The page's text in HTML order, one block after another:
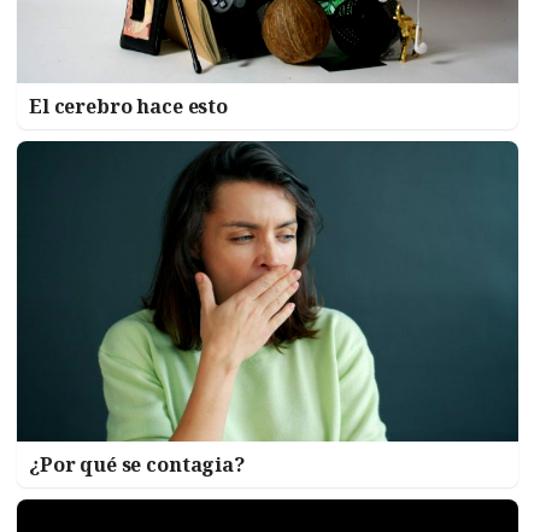
El cerebro hace esto
¿Por qué se contagia?